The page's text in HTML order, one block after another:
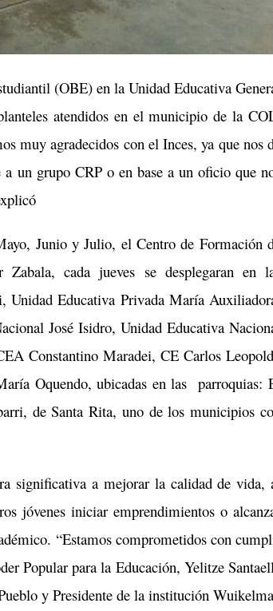
(OBE) en la Unidad Educativa
atendidos en el municipio de la
muy agradecidos con el Inces, ya que nos
un grupo CRP o en base a un oficio que
Junio y Julio, el Centro de Formación
cada jueves se desplegaran en
Unidad Educativa Privada María
José Isidro, Unidad Educativa
Constantino Maradei, CE Carlos
Oquendo, ubicadas en las parroquias:
de Santa Rita, uno de los municipios
significativa a mejorar la calidad de vida,
jóvenes iniciar emprendimientos o
“Estamos comprometidos con
Popular para la Educación, Yelitze
y Presidente de la institución